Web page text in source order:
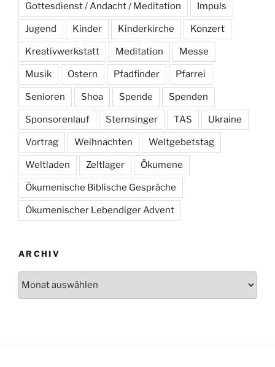
Gottesdienst / Andacht / Meditation Impuls
Jugend Kinder Kinderkirche Konzert
Kreativwerkstatt Meditation Messe
Musik Ostern Pfadfinder Pfarrei
Senioren Shoa Spende Spenden
Sponsorenlauf Sternsinger TAS Ukraine
Vortrag Weihnachten Weltgebetstag
Weltladen Zeltlager Ökumene
Ökumenische Biblische Gespräche
Ökumenischer Lebendiger Advent
ARCHIV